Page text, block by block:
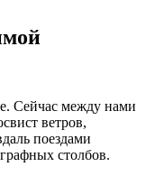
Сейчас между нами
ветров,
поездами
столбов.